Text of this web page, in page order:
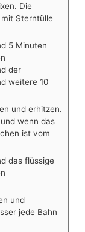
Die
Sterntülle
5 Minuten
der
weitere 10
und erhitzen.
wenn das
ist vom
das flüssige
und
jede Bahn